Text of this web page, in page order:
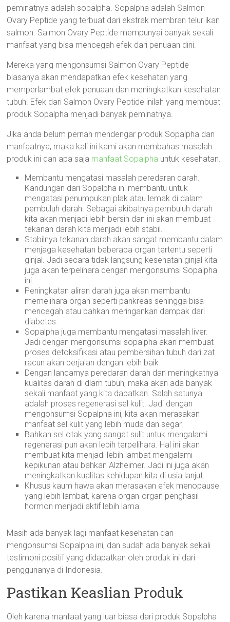
peminatnya adalah sopalpha. Sopalpha adalah Salmon
Ovary Peptide yang terbuat dari ekstrak membran telur ikan
salmon. Salmon Ovary Peptide mempunyai banyak sekali
manfaat yang bisa mencegah efek dari penuaan dini.
Mereka yang mengonsumsi Salmon Ovary Peptide
biasanya akan mendapatkan efek kesehatan yang
memperlambat efek penuaan dan meningkatkan kesehatan
tubuh. Efek dari Salmon Ovary Peptide inilah yang membuat
produk Sopalpha menjadi banyak peminatnya.
Jika anda belum pernah mendengar produk Sopalpha dan
manfaatnya, maka kali ini kami akan membahas masalah
produk ini dan apa saja manfaat Sopalpha untuk kesehatan.
Membantu mengatasi masalah peredaran darah.
Kandungan dari Sopalpha ini membantu untuk
mengatasi penumpukan plak atau lemak di dalam
pembuluh darah. Sebagai akibatnya pembuluh darah
kita akan menjadi lebih bersih dan ini akan membuat
tekanan darah kita menjadi lebih stabil.
Stabilnya tekanan darah akan sangat membantu dalam
menjaga kesehatan beberapa organ tertentu seperti
ginjal. Jadi secara tidak langsung kesehatan ginjal kita
juga akan terpelihara dengan mengonsumsi Sopalpha
ini.
Peningkatan aliran darah juga akan membantu
memelihara organ seperti pankreas sehingga bisa
mencegah atau bahkan meringankan dampak dari
diabetes.
Sopalpha juga membantu mengatasi masalah liver.
Jadi dengan mengonsumsi sopalpha akan membuat
proses detoksifikasi atau pembersihan tubuh dari zat
racun akan berjalan dengan lebih baik
Dengan lancarnya peredaran darah dan meningkatnya
kualitas darah di dlam tubuh, maka akan ada banyak
sekali manfaat yang kita dapatkan. Salah satunya
adalah proses regenerasi sel kulit. Jadi dengan
mengonsumsi Sopalpha ini, kita akan merasakan
manfaat sel kulit yang lebih muda dan segar.
Bahkan sel otak yang sangat sulit untuk mengalami
regenerasi pun akan lebih terpelihara. Hal ini akan
membuat kita menjadi lebih lambat mengalami
kepikunan atau bahkan Alzheimer. Jadi ini juga akan
meningkatkan kualitas kehidupan kita di usia lanjut.
Khusus kaum hawa akan merasakan efek menopause
yang lebih lambat, karena organ-organ penghasil
hormon menjadi aktif lebih lama.
Masih ada banyak lagi manfaat kesehatan dari
mengonsumsi Sopalpha ini, dan sudah ada banyak sekali
testimoni positif yang didapatkan oleh produk ini dari
penggunanya di Indonesia.
Pastikan Keaslian Produk
Oleh karena manfaat yang luar biasa dari produk Sopalpha